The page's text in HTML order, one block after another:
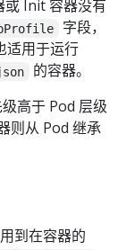
或 Init 容器没有
字段，
适用于运行
的容器。
高于 Pod 层级
则从 Pod 继承
到在容器的